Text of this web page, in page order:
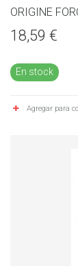
ORIGINE
18,59 €
En stock
Agregar para